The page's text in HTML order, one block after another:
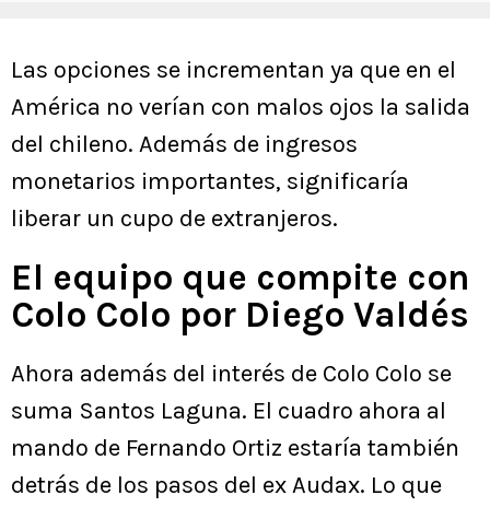
Las opciones se incrementan ya que en el
América no verían con malos ojos la salida
del chileno. Además de ingresos
monetarios importantes, significaría
liberar un cupo de extranjeros.
El equipo que compite con
Colo Colo por Diego Valdés
Ahora además del interés de Colo Colo se
suma Santos Laguna. El cuadro ahora al
mando de Fernando Ortiz estaría también
detrás de los pasos del ex Audax. Lo que